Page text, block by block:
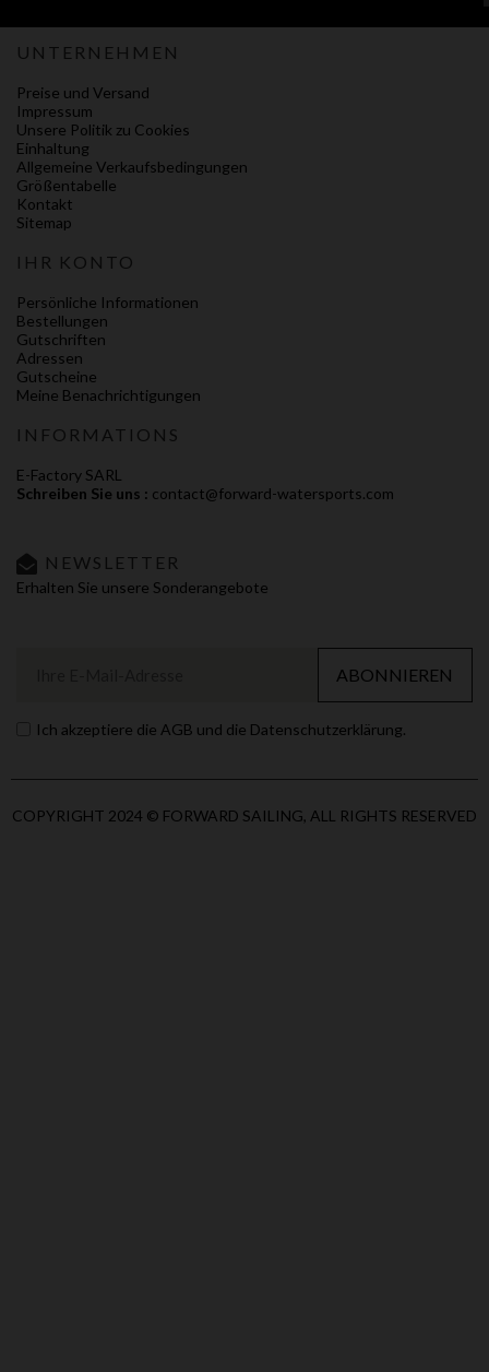
UNTERNEHMEN
Preise und Versand
Impressum
Unsere Politik zu Cookies
Einhaltung
Allgemeine Verkaufsbedingungen
Größentabelle
Kontakt
Sitemap
IHR KONTO
Persönliche Informationen
Bestellungen
Gutschriften
Adressen
Gutscheine
Meine Benachrichtigungen
INFORMATIONS
E-Factory SARL
Schreiben Sie uns : contact@forward-watersports.com
NEWSLETTER
Erhalten Sie unsere Sonderangebote
ABONNIEREN
Ich akzeptiere die AGB und die Datenschutzerklärung.
COPYRIGHT 2024 © FORWARD SAILING, ALL RIGHTS RESERVED